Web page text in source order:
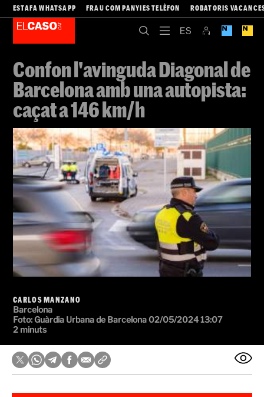
ESTAFA WHATSAPP FRAU COMPANYIES TELÈFON ROBATORIS
Confon l'avinguda Diagonal de
Barcelona amb una autopista:
caçat a 146 km/h
CARLOS MANZANO
Barcelona
Foto:Guàrdia Urbana de Barcelona 02/05/2024 13:07
2 minuts